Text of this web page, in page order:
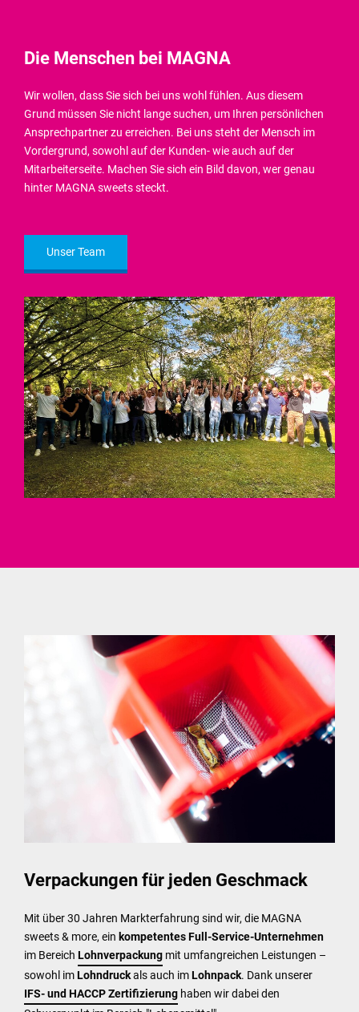
Die Menschen bei MAGNA
Wir wollen, dass Sie sich bei uns wohl fühlen. Aus diesem
Grund müssen Sie nicht lange suchen, um Ihren persönlichen
Ansprechpartner zu erreichen. Bei uns steht der Mensch im
Vordergrund, sowohl auf der Kunden- wie auch auf der
Mitarbeiterseite. Machen Sie sich ein Bild davon, wer genau
hinter MAGNA sweets steckt.
Unser Team
Verpackungen für jeden Geschmack
Mit über 30 Jahren Markterfahrung sind wir, die MAGNA
sweets & more, ein kompetentes Full-Service-Unternehmen
im Bereich Lohnverpackung mit umfangreichen Leistungen –
sowohl imLohndruckals auch imLohnpack. Dank unserer
IFS- und HACCP Zertifizierung haben wir dabei den